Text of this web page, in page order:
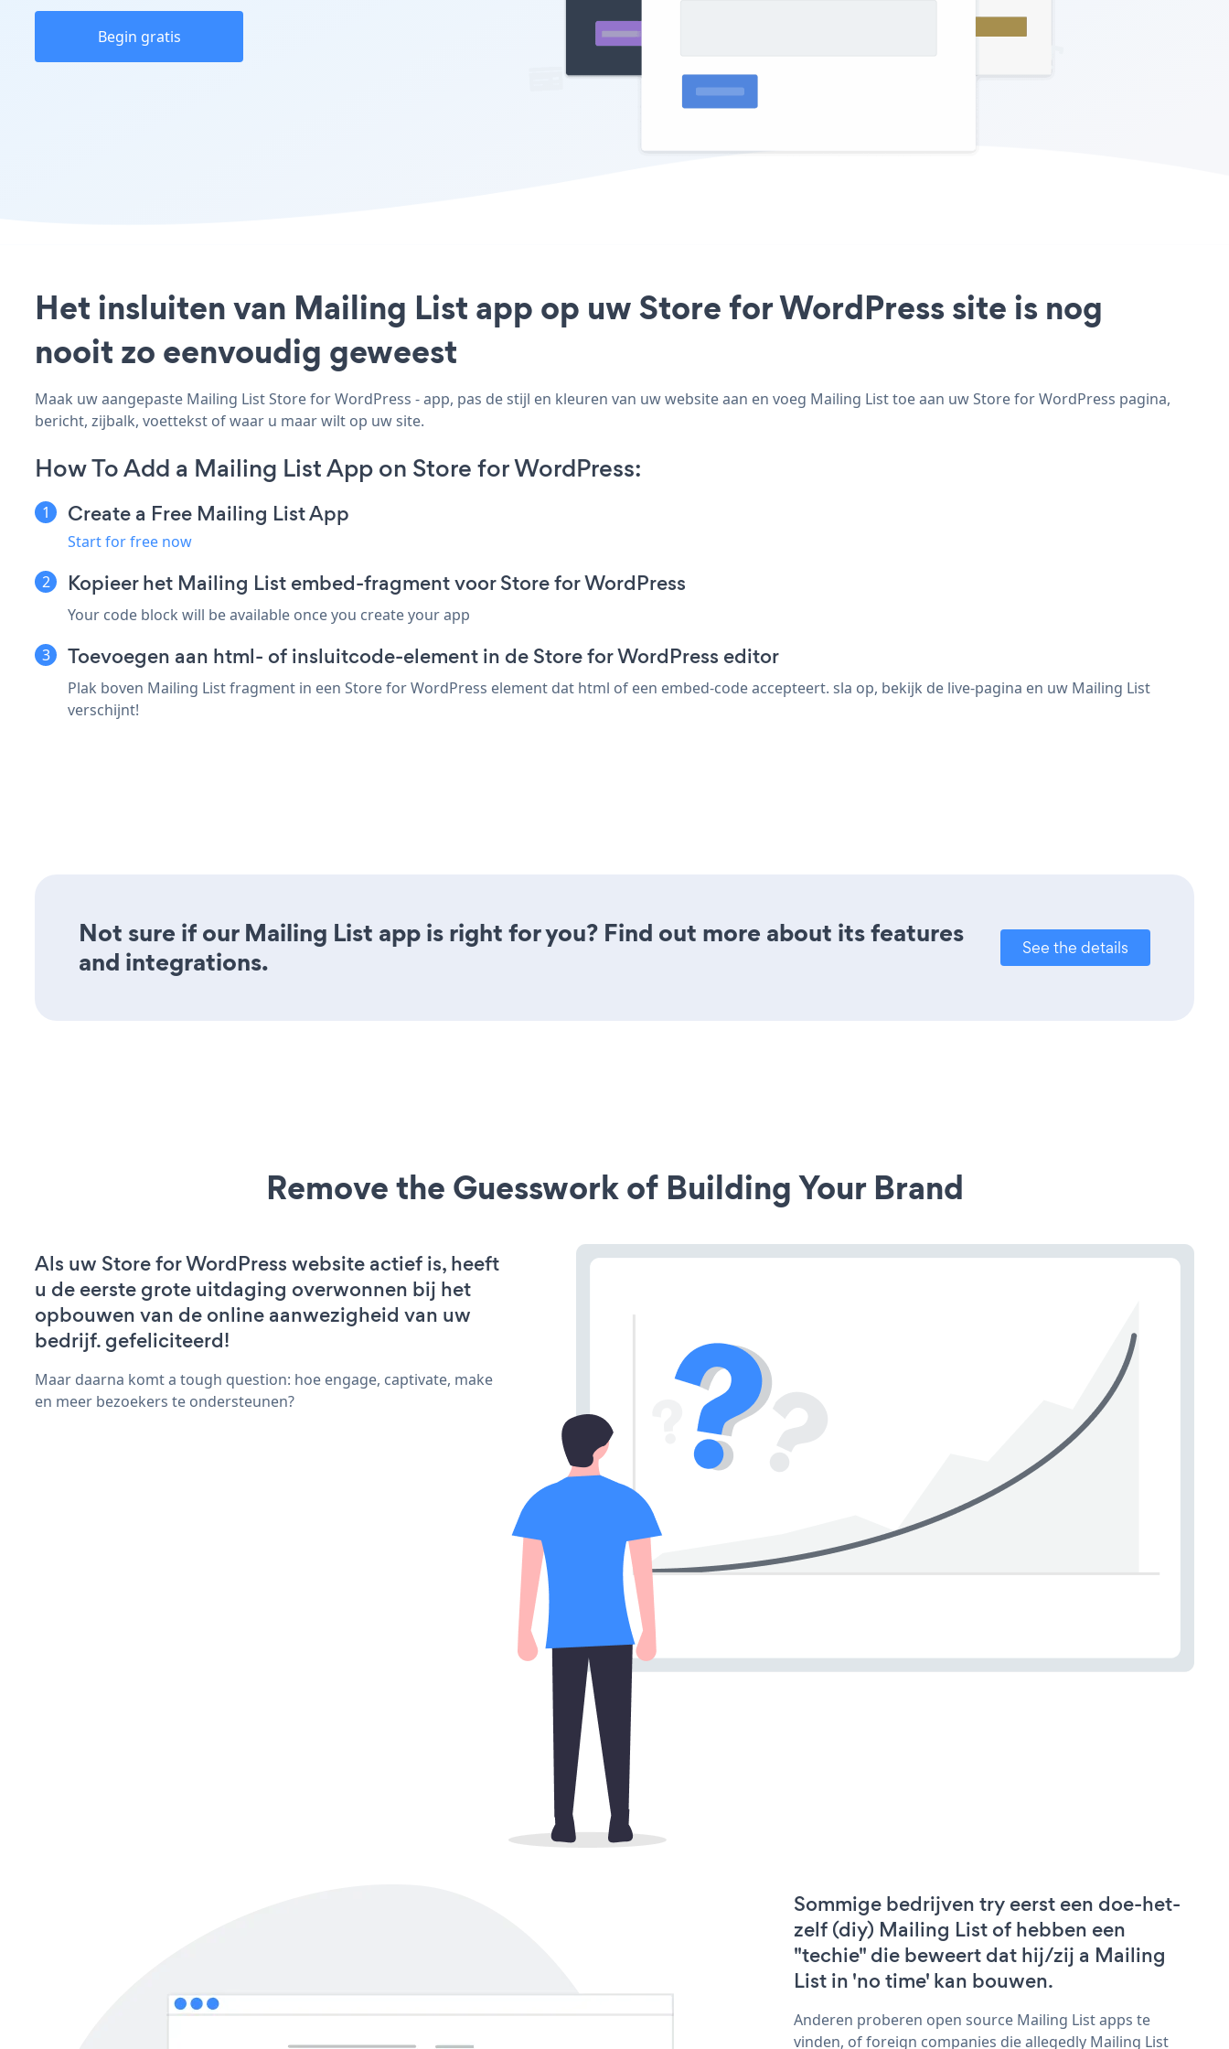
Begin gratis
Het insluiten van Mailing List app op uw Store for WordPress site is nog
nooit zo eenvoudig geweest
Maak uw aangepaste Mailing List Store for WordPress - app, pas de stijl en kleuren van uw website aan en voeg Mailing List toe aan uw Store for WordPress pagina,
bericht, zijbalk, voettekst of waar u maar wilt op uw site.
How To Add a Mailing List App on Store for WordPress:
Create a Free Mailing List App
Start for free now
Kopieer het Mailing List embed-fragment voor Store for WordPress
Your code block will be available once you create your app
Toevoegen aan html- of insluitcode-element in de Store for WordPress editor
Plak boven Mailing List fragment in een Store for WordPress element dat html of een embed-code accepteert. sla op, bekijk de live-pagina en uw Mailing List
verschijnt!
Not sure if our Mailing List app is right for you? Find out more about its features
and integrations.
See the details
Remove the Guesswork of Building Your Brand
Als uw Store for WordPress website actief is, heeft
u de eerste grote uitdaging overwonnen bij het
opbouwen van de online aanwezigheid van uw
bedrijf. gefeliciteerd!
Maar daarna komt a tough question: hoe engage, captivate, make
en meer bezoekers te ondersteunen?
Sommige bedrijven try eerst een doe-het-
zelf (diy) Mailing List of hebben een
"techie" die beweert dat hij/zij a Mailing
List in 'no time' kan bouwen.
Anderen proberen open source Mailing List apps te
vinden, of foreign companies die allegedly Mailing List